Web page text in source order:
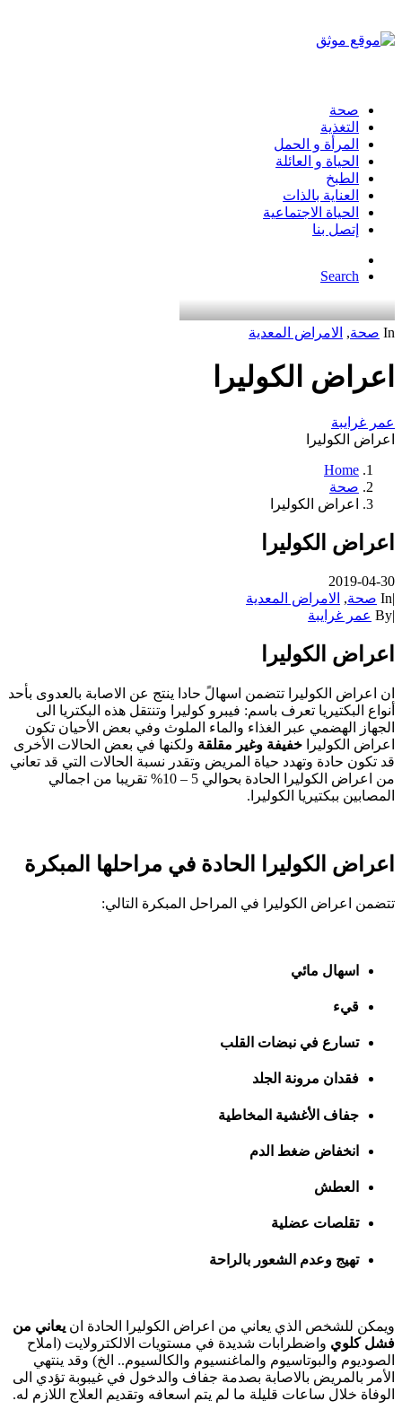
صحة
التغذية
المرأة و الحمل
الحياة و العائلة
الطبخ
العناية بالذات
الحياة الاجتماعية
إتصل بنا
Search
In صحة, الامراض المعدية
اعراض الكوليرا
عمر غرايبة
اعراض الكوليرا
Home
صحة
اعراض الكوليرا
اعراض الكوليرا
2019-04-30
|
In صحة, الامراض المعدية
|
By عمر غرايبة
اعراض الكوليرا
ان اعراض الكوليرا تتضمن اسهالً حادا ينتج عن الاصابة بالعدوى بأحد
أنواع البكتيريا تعرف باسم: فيبرو كوليرا وتنتقل هذه البكتريا الى
الجهاز الهضمي عبر الغذاء والماء الملوث وفي بعض الأحيان تكون
اعراض الكوليرا خفيفة وغير مقلقة ولكنها في بعض الحالات الأخرى
قد تكون حادة وتهدد حياة المريض وتقدر نسبة الحالات التي قد تعاني
من اعراض الكوليرا الحادة بحوالي 5 – 10% تقريبا من اجمالي
المصابين ببكتيريا الكوليرا.
اعراض الكوليرا الحادة في مراحلها المبكرة
تتضمن اعراض الكوليرا في المراحل المبكرة التالي:
اسهال مائي
قيء
تسارع في نبضات القلب
فقدان مرونة الجلد
جفاف الأغشية المخاطية
انخفاض ضغط الدم
العطش
تقلصات عضلية
تهيج وعدم الشعور بالراحة
ويمكن للشخص الذي يعاني من اعراض الكوليرا الحادة ان يعاني من
فشل كلوي واضطرابات شديدة في مستويات الالكترولايت (املاح
الصوديوم والبوتاسيوم والماغنسيوم والكالسيوم.. الخ) وقد ينتهي
الأمر بالمريض بالاصابة بصدمة جفاف والدخول في غيبوبة تؤدي الى
الوفاة خلال ساعات قليلة ما لم يتم اسعافه وتقديم العلاج اللازم له.